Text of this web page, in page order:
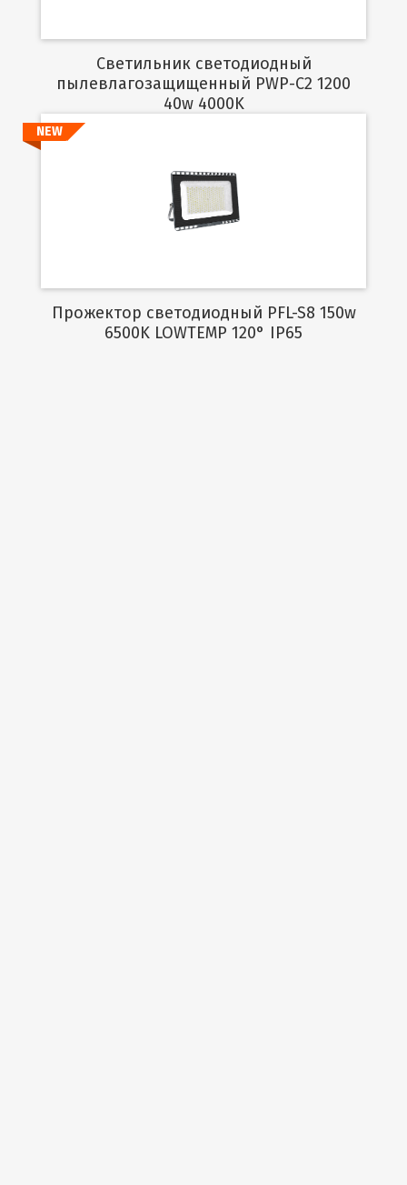
Светильник светодиодный
пылевлагозащищенный PWP-C2 1200
40w 4000K
Подробнее
NEW
Прожектор светодиодный PFL-S8 150w
6500K LOWTEMP 120° IP65